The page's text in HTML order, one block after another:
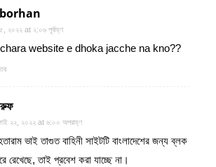
২০২২ at ২:০৬ পূর্বাহ্ণ
website e dhoka jacche na kno??
২২, ২০২২ at ৬:০০ অপরাহ্ণ
ভাই তাগুত বাহিনী সাইটটি বাংলাদেশের জন্য ব্লক
রেখেছে, তাই প্রবেশ করা যাচ্ছে না।